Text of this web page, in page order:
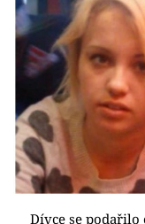
Virály
Sex a vztahy
Videa
Sledujte
Přihlášení
Dívce se